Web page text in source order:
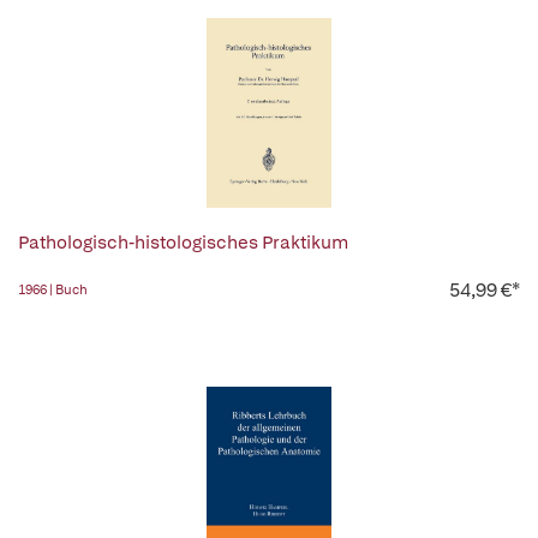
Pathologisch-histologisches Praktikum
1966 | Buch 54,99 €*